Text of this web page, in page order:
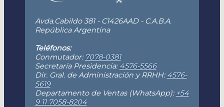
Avda.Cabildo 381 - C1426AAD - C.A.B.A.
República Argentina
Teléfonos:
Conmutador: 7078-0381
Secretaría Presidencia: 4576-5566
Dir. Gral. de Administración y RRHH: 4576-
5619
Departamento de Ventas (WhatsApp): +54
9 11 7058-8204